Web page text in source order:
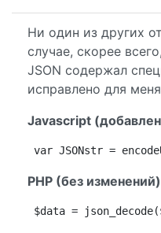
Ни один из других
случае, скорее
JSON содержал
исправлено для
Javascript
var JSONstr =
PHP (без изменений)
$data =